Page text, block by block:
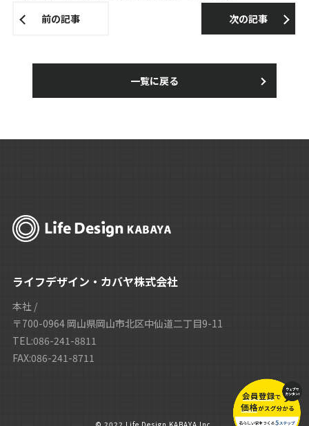
前の記事
次の記事
一覧に戻る
ライフデザイン・カバヤ株式会社
本社 /
〒700-0964 岡山県岡山市北区中仙道二丁目9-11
TEL:086-241-8811
FAX:086-241-8711